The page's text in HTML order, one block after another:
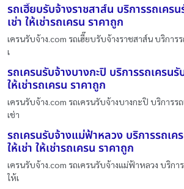
รถเฮี๊ยบรับจ้างราชสาส์น บริการรถเครน
เช่า ให้เช่ารถเครน ราคาถูก
เครนรับจ้าง.com รถเฮี๊ยบรับจ้างราชสาส์น บริการ
เ
รถเครนรับจ้างบางกะปิ บริการรถเครนรั
ให้เช่ารถเครน ราคาถูก
เครนรับจ้าง.com รถเครนรับจ้างบางกะปิ บริการร
เช่า
รถเครนรับจ้างแม่ฟ้าหลวง บริการรถเค
ให้เช่า ให้เช่ารถเครน ราคาถูก
เครนรับจ้าง.com รถเครนรับจ้างแม่ฟ้าหลวง บริกา
ให้เ